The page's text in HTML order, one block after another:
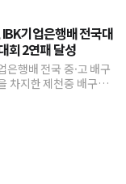
기업은행배 전국대
회 2연패 달성
행배 전국 중·고 배구
차지한 제천중 배구부.